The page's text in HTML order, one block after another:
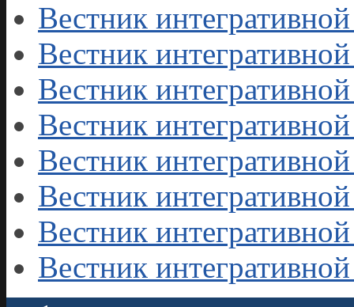
Вестник
Вестник
Вестник
Вестник
Вестник
Вестник
Вестник
Вестник